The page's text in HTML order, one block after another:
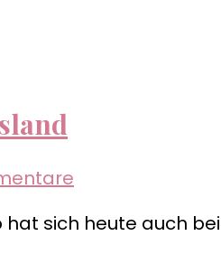
–
sich heute auch